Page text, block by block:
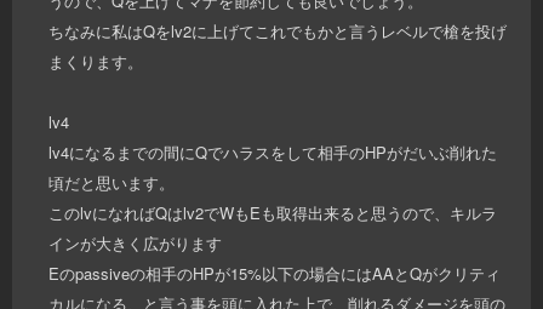
ちなみに私はQをlv2に上げてこれでもかと言うレベルで槍を投げ
まくります。
lv4
lv4になるまでの間にQでハラスをして相手のHPがだいぶ削れた
頃だと思います。
このlvになればQはlv2でWもEも取得出来ると思うので、キルラ
インが大きく広がります
Eのpassiveの相手のHPが15%以下の場合にはAAとQがクリティ
カルになる、と言う事を頭に入れた上で、削れるダメージを頭の